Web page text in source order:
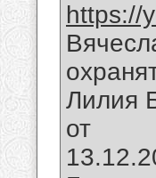
https://
Лилия
от